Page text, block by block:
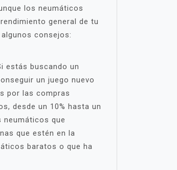
los neumáticos
general de tu
consejos:
estás buscando un
un juego nuevo
por las compras
desde un 10% hasta un
neumáticos que
que estén en la
baratos o que ha